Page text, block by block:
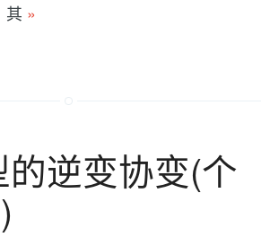
其 »
逆变协变(个